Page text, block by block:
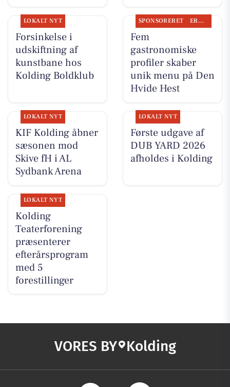
LOKALT NYT
Forsinkelse i
udskiftning af
kunstbane hos
Kolding Boldklub
SPONSORERET ERHVERV
Fem
gastronomiske
profiler skaber
unik menu på Den
Hvide Hest
LOKALT NYT
KIF Kolding åbner
sæsonen mod
Skive fH i AL
Sydbank Arena
LOKALT NYT
Første udgave af
DUB YARD 2026
afholdes i Kolding
LOKALT NYT
Kolding
Teaterforening
præsenterer
efterårsprogram
med 5
forestillinger
VORES BY Kolding